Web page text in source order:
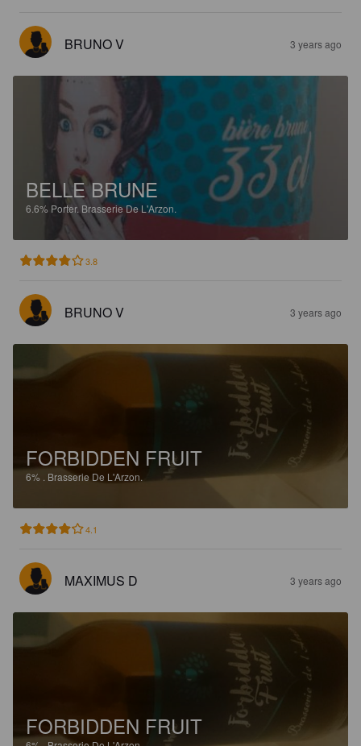
BRUNO V 3 years ago
BELLE BRUNE
6.6% Porter. Brasserie De L'Arzon.
3.8
BRUNO V 3 years ago
FORBIDDEN FRUIT
6% . Brasserie De L'Arzon.
4.1
MAXIMUS D 3 years ago
FORBIDDEN FRUIT